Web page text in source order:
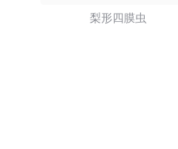
梨形四膜虫